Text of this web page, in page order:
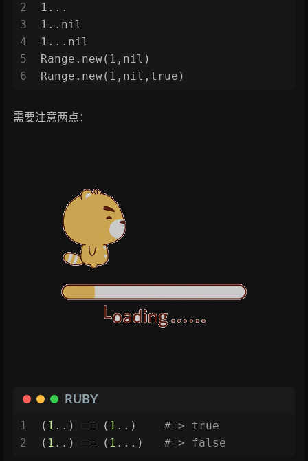
2
3
4
5
6
1...
1..nil
1...nil
Range.new(1,nil)
Range.new(1,nil,true)
需要注意两点：
RUBY
1
2
( 1 ..) == ( 1 ..) #=> true
( 1 ..) == ( 1 ...) #=> false